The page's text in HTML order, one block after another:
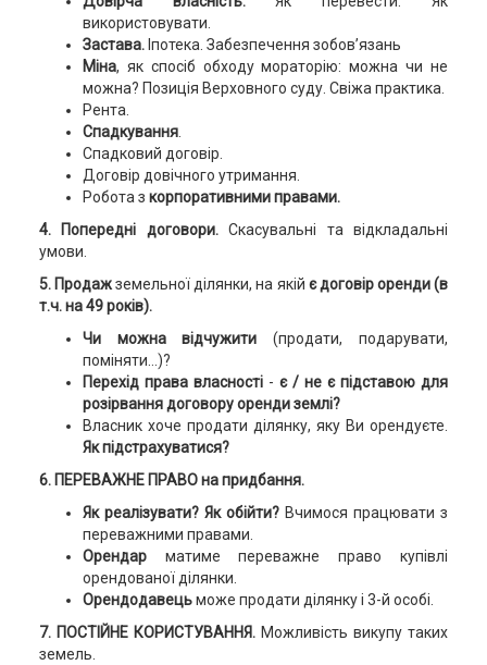
використовувати.
Застава.Іпотека. Забезпечення зобов’язань
Міна, як спосіб обходу мораторію: можна чи не
можна? Позиція Верховного суду. Свіжа практика.
Рента.
Спадкування.
Спадковий договір.
Договір довічного утримання.
Робота з корпоративними правами.
4. Попередні договори.Скасувальні та відкладальні
умови.
5. Продажземельної ділянки, на якій є договір оренди (в
т.ч. на 49 років).
Чи можна відчужити (продати, подарувати,
поміняти…)?
Перехід права власності- є / не є підставою для
розірвання договору оренди землі?
Власник хоче продати ділянку, яку Ви орендуєте.
Як підстрахуватися?
6. ПЕРЕВАЖНЕ ПРАВО на придбання.
Як реалізувати? Як обійти? Вчимося працювати з
переважними правами.
Орендар матиме переважне право купівлі
орендованої ділянки.
Орендодавецьможе продати ділянку і 3-й особі.
7. ПОСТІЙНЕ КОРИСТУВАННЯ.Можливість викупу таких
земель.